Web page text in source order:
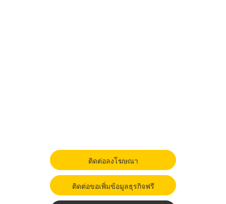
ติดต่อลงโฆษณา
ติดต่อขอเพิ่มข้อมูลธุรกิจฟรี